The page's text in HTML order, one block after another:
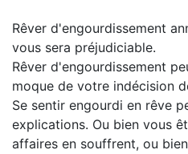
Rêver d'engourdissement
vous sera préjudiciable.
Rêver d'engourdissement
moque de votre indécision
Se sentir engourdi en rêve
explications. Ou bien vous
affaires en souffrent, ou